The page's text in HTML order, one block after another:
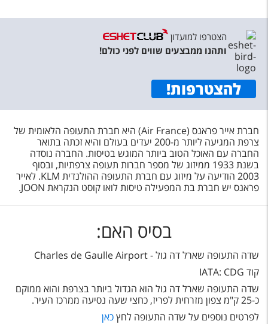
הצטרפו למועדון
ותהנו ממבצעים שווים לפני כולם!
להצטרפות!
חברת אייר פראנס (Air France) היא חברת התעופה הלאומית של
צרפת המגיעה ליותר מ-200 יעדים בעולם והיא זכתה בתואר
החברה עם האוכל הטוב ביותר המוגש בטיסות. החברה נוסדה
בשנת 1933 ממיזוג של מספר חברות תעופה צרפתיות, ובסוף
2003 הודיעה על מיזוג עם חברת התעופה ההולנדית KLM. לאייר
פראנס יש חברת בת המפעילה טיסות לואו קוסט הנקראת JOON.
בסיס האם:
שדה התעופה שארל דה גול - Charles de Gaulle Airport
קוד IATA: CDG
שדה התעופה שארל דה גול הוא הגדול ביותר בצרפת והוא ממוקם
כ-25 ק"מ צפון מזרחית לפריז, כחצי שעה נסיעה ממרכז העיר.
לפרטים נוספים על שדה התעופה לחץכאן